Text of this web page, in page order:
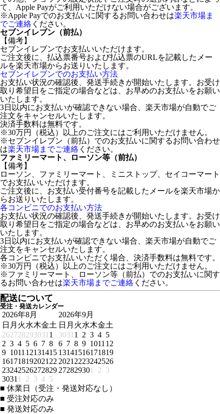
て、Apple Payがご利用いただけない場合がございます。
※Apple Payでのお支払いに関するお問い合わせは楽天市場ま
でご連絡 ください。
セブンイレブン（前払）
【備考】
セブンイレブンでお支払いいただけます。
ご注文後に、払込票番号および払込票のURLを記載したメー
ルを楽天市場からお送りいたします。
セブンイレブンでのお支払い方法
お支払い状況の確認後、発送手続きが開始いたします。お受け
取り希望日をご指定の場合などは、お早めのお支払いをお願い
いたします。
3日以内にお支払いが確認できない場合、楽天市場が自動でご
注文をキャンセルいたします。
決済手数料は無料です。
※30万円（税込）以上のご注文にはご利用いただけません。
※セブンイレブン（前払）でのお支払いに関するお問い合わせ
は楽天市場までご連絡 ください。
ファミリーマート、ローソン等（前払）
【備考】
ローソン、ファミリーマート、ミニストップ、セイコーマート
でお支払いいただけます。
ご注文後に、お支払い受付番号を記載したメールを楽天市場か
らお送りいたします。
各コンビニでのお支払い方法
お支払い状況の確認後、発送手続きが開始いたします。お受け
取り希望日をご指定の場合などは、お早めのお支払いをお願い
いたします。
3日以内にお支払いが確認できない場合、楽天市場が自動でご
注文をキャンセルいたします。
各コンビニでお支払いいただく場合、決済手数料は無料です。
※30万円（税込）以上のご注文にはご利用いただけません。
※ファミリーマート、ローソン等（前払）でのお支払いに関す
るお問い合わせは楽天市場までご連絡 ください。
配送について
受注・発送カレンダー
2026年8月
日 月 火水木金土
262728293031 1
2 3 4 5 6 7 8
9 1011 12131415
161718192021 22
23242526272829
3031 1 2 3 4 5
2026年9月
日 月 火水木金土
3031 1 2 3 4 5
6 7 8 9 1011 12
13141516171819
2021 2223242526
272829301 2 3
■ 休業日（受注・発送対応なし）
■ 受注対応のみ
■ 発送対応のみ